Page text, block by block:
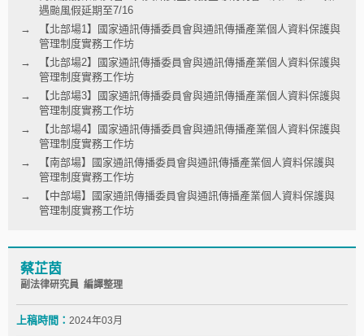
遇颱風假延期至7/16
【北部場1】國家通訊傳播委員會與通訊傳播產業個人資料保護與
管理制度實務工作坊
【北部場2】國家通訊傳播委員會與通訊傳播產業個人資料保護與
管理制度實務工作坊
【北部場3】國家通訊傳播委員會與通訊傳播產業個人資料保護與
管理制度實務工作坊
【北部場4】國家通訊傳播委員會與通訊傳播產業個人資料保護與
管理制度實務工作坊
【南部場】國家通訊傳播委員會與通訊傳播產業個人資料保護與
管理制度實務工作坊
【中部場】國家通訊傳播委員會與通訊傳播產業個人資料保護與
管理制度實務工作坊
蔡芷茵
副法律研究員 編譯整理
上稿時間： 2024年03月